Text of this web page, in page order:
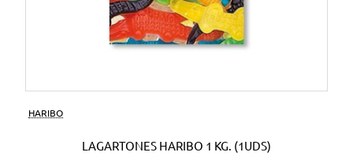
HARIBO
LAGARTONES HARIBO 1 KG. (1UDS)